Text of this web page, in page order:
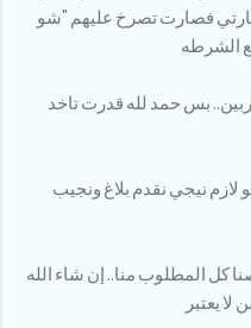
فصارت تصرخ عليهم "شو
بس حمد لله قدرت تاخد
لازم نيجي نقدم بلاغ ونجيب
كل المطلوب منا.. إن شاء الله